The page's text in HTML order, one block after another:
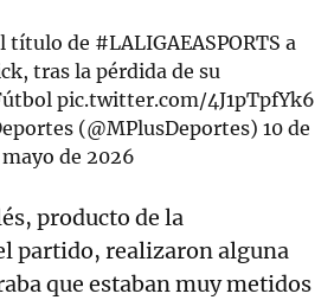
título de #LALIGAEASPORTS a
tras la pérdida de su
pic.twitter.com/4J1pTpfYk6
(@MPlusDeportes) 10 de
mayo de 2026
producto de la
partido, realizaron alguna
que estaban muy metidos